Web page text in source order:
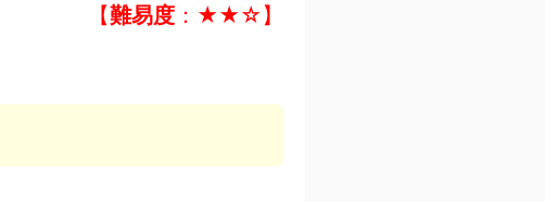
【難易度 ：★★☆】